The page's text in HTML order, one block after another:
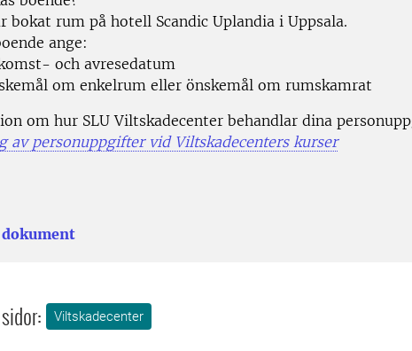
bokat rum på hotell Scandic Uplandia i Uppsala.
ange:
och avresedatum
om enkelrum eller önskemål om rumskamrat
om hur SLU Viltskadecenter behandlar dina
av personuppgifter vid Viltskadecenters kurser
Viltskadecenter